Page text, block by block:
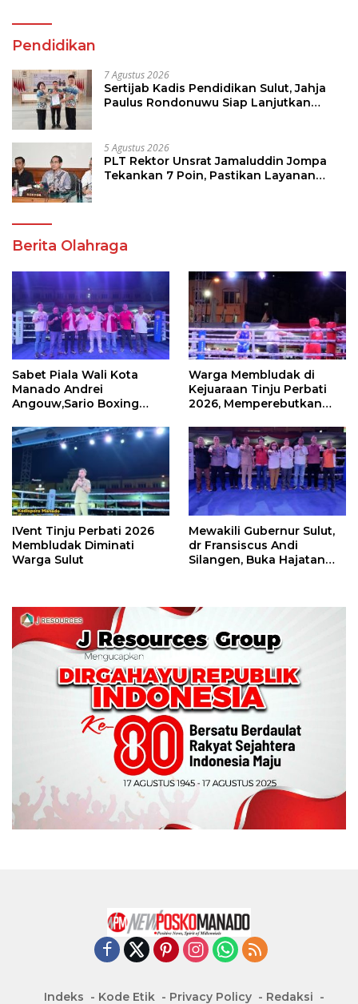
Pendidikan
7 Agustus 2026
Sertijab Kadis Pendidikan Sulut, Jahja
Paulus Rondonuwu Siap Lanjutkan
5 Agustus 2026
PLT Rektor Unsrat Jamaluddin Jompa
Tekankan 7 Poin, Pastikan Layanan
Berita Olahraga
Sabet Piala Wali Kota
Manado Andrei
Angouw,Sario Boxing
Perbati 2026
Warga Membludak di
Kejuaraan Tinju Perbati
2026, Memperebutkan
IVent Tinju Perbati 2026
Membludak Diminati
Warga Sulut
Mewakili Gubernur Sulut,
dr Fransiscus Andi
Silangen, Buka Hajatan
Indeks Kode Etik Privacy Policy Redaksi